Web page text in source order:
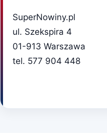
SuperNowiny.pl
ul. Szekspira 4
01-913 Warszawa
tel. 577 904 448